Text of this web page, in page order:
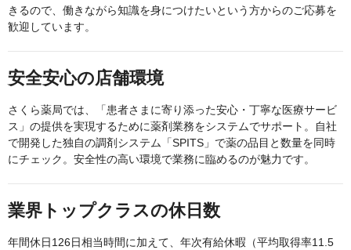
きるので、働きながら知識を身につけたいという方からのご応募を
歓迎しています。
安全安心の店舗環境
さくら薬局では、「患者さまに寄り添った安心・丁寧な医療サービ
ス」の提供を実現するために薬剤業務をシステムでサポート。自社
で開発した独自の調剤システム「SPITS」で薬の品目と数量を同時
にチェック。安全性の高い環境で業務に臨めるのが魅力です。
業界トップクラスの休日数
年間休日126日相当時間に加えて、年次有給休暇（平均取得率11.5